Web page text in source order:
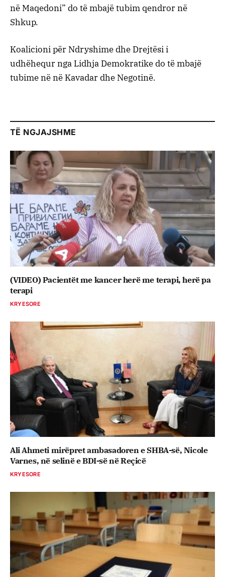
në Maqedoni” do të mbajë tubim qendror në
Shkup.
Koalicioni për Ndryshime dhe Drejtësi i
udhëhequr nga Lidhja Demokratike do të mbajë
tubime në në Kavadar dhe Negotinë.
TË NGJAJSHME
(VIDEO) Pacientët me kancer herë me terapi, herë pa
terapi
KRYESORE
Ali Ahmeti mirëpret ambasadoren e SHBA-së, Nicole
Varnes, në selinë e BDI-së në Reçicë
KRYESORE